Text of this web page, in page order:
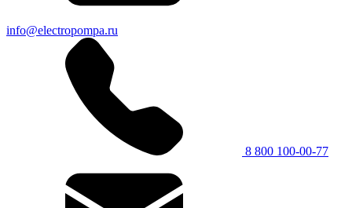
info@electropompa.ru
8 800 100-00-77